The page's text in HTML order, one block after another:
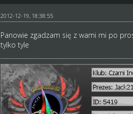
2012-12-19, 18:38:55
Panowie zgadzam się z wami mi po
tylko tyle